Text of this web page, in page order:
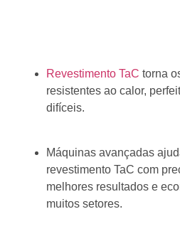
Revestimento TaC torna
resistentes ao calor,
difíceis.
Máquinas avançadas
revestimento TaC com
melhores resultados e
muitos setores.